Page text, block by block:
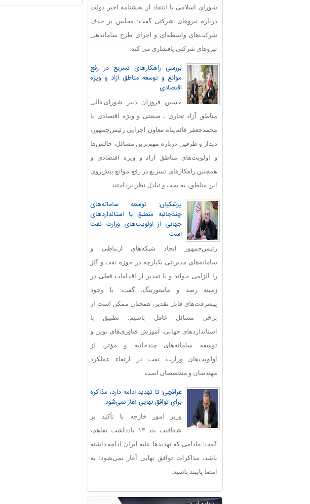
شورای اسلامی با انتقاد از بخشنامه اخیر دولت
درباره نیروهای شرکتی گفت: مجلس بر حذف
شرکت‌های واسطه‌ای و اجرای طرح ساماندهی
نیروهای شرکتی پافشاری می کند.
بررسی راهکارهای تسریع در رفع
موانع و توسعه مناطق آزاد و ویژه
اقتصادی
حسین فروزان دبیر شورای‌عالی
مناطق آزاد تجاری ـ صنعتی و ویژه اقتصادی با
محمدجعفر قائم‌پناه معاون اجرایی رئیس‌جمهور،
دیدار و طرفین درباره مهم‌ترین مسائل، چالش‌ها
و اولویت‌های مناطق آزاد و ویژه اقتصادی و
همچنین راهکارهای تسریع در رفع موانع پیش‌روی
این مناطق، به بحث و تبادل نظر پرداختند.
پزشکیان: توسعه سامانه‌های
چندجانبه منطبق با استانداردهای
جهانی از اولویت‌های وزارت نفت
است
رئیس‌جمهور ایجاد شبکه‌های ارتباطی و
سامانه‌های مدیریتی یکپارچه در حوزه نفت و گاز
را الزامی خواند و با تقدیر از اقدامات فعلی در
زمینه رصد و مانیتورینگ، گفت: با وجود
پیشرفت‌های قابل‌ تقدیر، همچنان ممکن است از
برخی مسائل غافل باشیم. تطبیق با
استانداردهای جهانی، آموزش فناوری‌های نوین و
توسعه سامانه‌های چندجانبه و مؤثر، از
اولویت‌های وزارت نفت در ارتقاء عملکرد
مهندسان و متخصصان است.
عراقچی: تا تهدید ادامه دارد، مذاکره
برای توافق نهایی آغاز نمی‌شود
وزیر امور خارجه با تأکید بر
شفافیت بند ۱۳ یادداشت تفاهم،
گفت: مادامی که تهدیدها علیه ایران ادامه داشته
باشد، مذاکرات توافق نهایی آغاز نمی‌شود؛ به
امضا پایبند باشید.